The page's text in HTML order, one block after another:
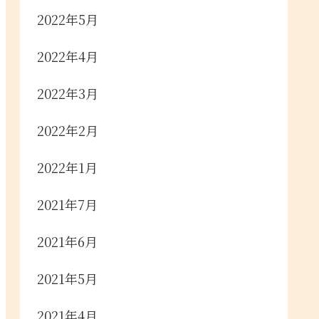
2022年5月
2022年4月
2022年3月
2022年2月
2022年1月
2021年7月
2021年6月
2021年5月
2021年4月